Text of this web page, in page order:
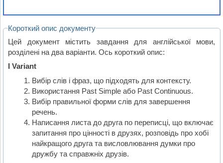
Короткий опис документу
Цей документ містить завдання для англійської мови,
розділені на два варіанти. Ось короткий опис:
I Variant
Вибір слів і фраз, що підходять для контексту.
Використання Past Simple або Past Continuous.
Вибір правильної форми слів для завершення
речень.
Написання листа до друга по переписці, що включає
запитання про цінності в друзях, розповідь про хобі
найкращого друга та висловлювання думки про
дружбу та справжніх друзів.